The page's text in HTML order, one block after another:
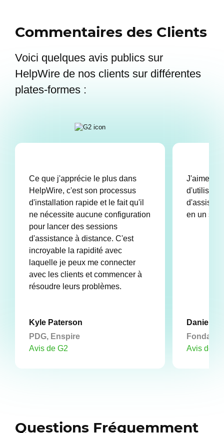
Commentaires des Clients
Voici quelques avis publics sur
HelpWire de nos clients sur différentes
plates-formes :
Ce que j'apprécie le plus dans
HelpWire, c'est son processus
d'installation rapide et le fait qu'il
ne nécessite aucune configuration
pour lancer des sessions
d'assistance à distance. C'est
incroyable la rapidité avec
laquelle je peux me connecter
avec les clients et commencer à
résoudre leurs problèmes.
Kyle Paterson
PDG, Enspire
Avis de G2
J'aime
en un
Daniel
Avis de
Questions Fréquemment